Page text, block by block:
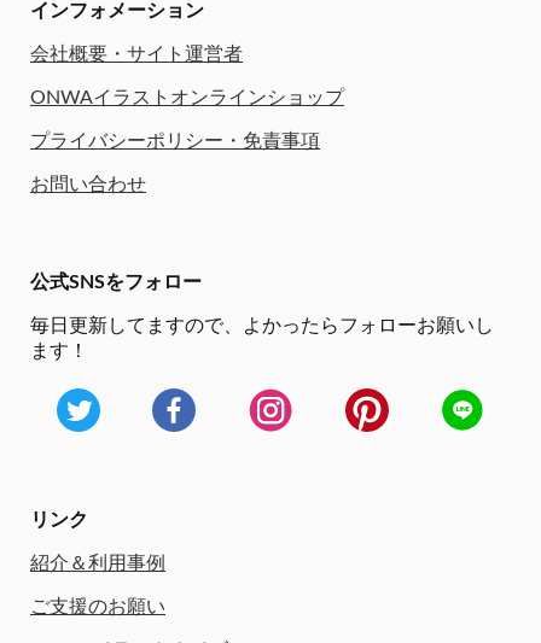
インフォメーション
会社概要・サイト運営者
ONWAイラストオンラインショップ
プライバシーポリシー・免責事項
お問い合わせ
公式SNSをフォロー
毎日更新してますので、
よかったらフォローお願いし
ます！
リンク
紹介＆利用事例
ご支援のお願い